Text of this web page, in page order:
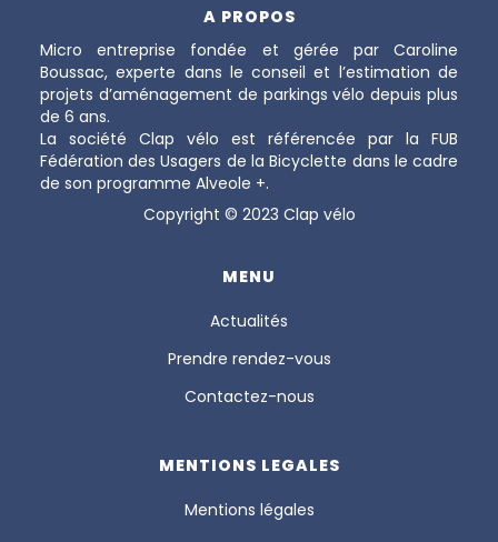
A PROPOS
Micro entreprise fondée et gérée par Caroline
Boussac, experte dans le conseil et l’estimation de
projets d’aménagement de parkings vélo depuis plus
de 6 ans.
La société Clap vélo est référencée par la FUB
Fédération des Usagers de la Bicyclette dans le cadre
de son programme Alveole +.
Copyright © 2023 Clap vélo
MENU
Actualités
Prendre rendez-vous
Contactez-nous
MENTIONS LEGALES
Mentions légales